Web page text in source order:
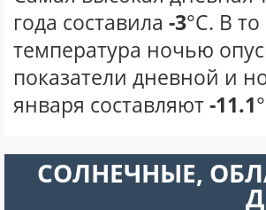
года составила -3°С. В
температура ночью
показатели дневной и
января составляют-11.1
CОЛНЕЧНЫЕ,